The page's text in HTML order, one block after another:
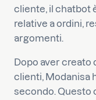
cliente, il chatbot
relative a ordini,
argomenti.
Dopo aver creato
clienti, Modanisa
secondo. Questo